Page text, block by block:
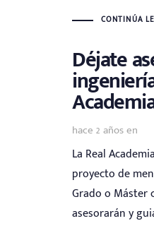
CONTINÚA
Déjate
hace 2 añosen
La Real
proyecto de
Grado o Máster
asesorarán y